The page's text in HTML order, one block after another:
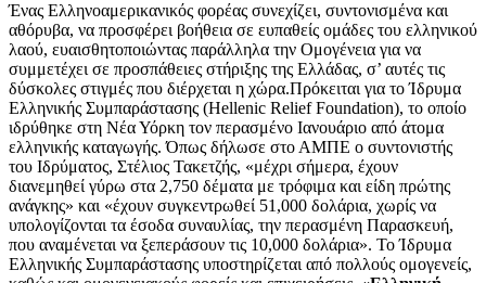
Ένας Ελληνοαμερικανικός φορέας συνεχίζει, συντονισμένα και
αθόρυβα, να προσφέρει βοήθεια σε ευπαθείς ομάδες του ελληνικού
λαού, ευαισθητοποιώντας παράλληλα την Ομογένεια για να
συμμετέχει σε προσπάθειες στήριξης της Ελλάδας, σ’ αυτές τις
δύσκολες στιγμές που διέρχεται η χώρα.Πρόκειται για το Ίδρυμα
Ελληνικής Συμπαράστασης (Hellenic Relief Foundation), το οποίο
ιδρύθηκε στη Νέα Υόρκη τον περασμένο Ιανουάριο από άτομα
ελληνικής καταγωγής. Όπως δήλωσε στο ΑΜΠΕ ο συντονιστής
του Ιδρύματος, Στέλιος Τακετζής, «μέχρι σήμερα, έχουν
διανεμηθεί γύρω στα 2,750 δέματα με τρόφιμα και είδη πρώτης
ανάγκης» και «έχουν συγκεντρωθεί 51,000 δολάρια, χωρίς να
υπολογίζονται τα έσοδα συναυλίας, την περασμένη Παρασκευή,
που αναμένεται να ξεπεράσουν τις 10,000 δολάρια». Το Ίδρυμα
Ελληνικής Συμπαράστασης υποστηρίζεται από πολλούς ομογενείς,